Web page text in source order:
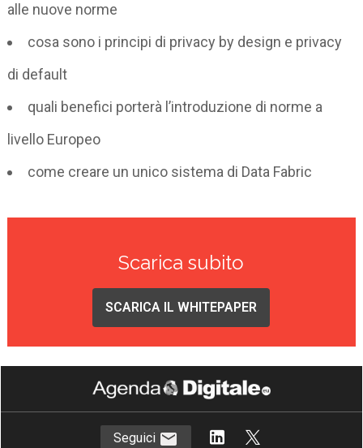
alle nuove norme
cosa sono i principi di privacy by design e privacy
di default
quali benefici porterà l’introduzione di norme a
livello Europeo
come creare un unico sistema di Data Fabric
Scarica subito
SCARICA IL WHITEPAPER
Seguici